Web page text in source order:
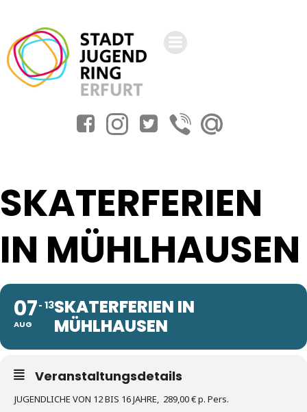
springen
SKATERFERIEN
IN MÜHLHAUSEN
07
AUG
13SKATERFERIEN IN
MÜHLHAUSEN
Veranstaltungsdetails
JUGENDLICHE VON 12 BIS 16 JAHRE, 289,00 € p. Pers.